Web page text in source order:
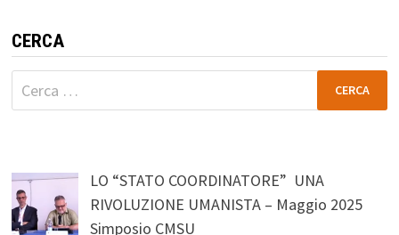
CERCA
Ricerca
per:
LO “STATO COORDINATORE” UNA
RIVOLUZIONE UMANISTA – Maggio 2025
Simposio CMSU